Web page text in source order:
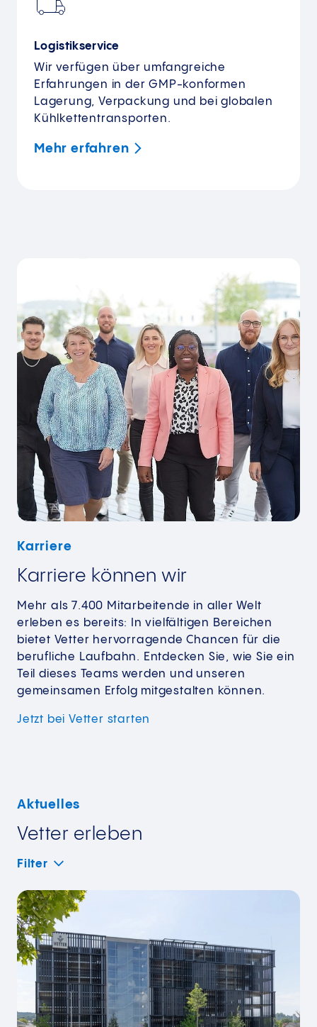
Logistikservice
Wir verfügen über umfangreiche
Erfahrungen in der GMP-konformen
Lagerung, Verpackung und bei globalen
Kühlkettentransporten.
Mehr erfahren
Karriere
Karriere können wir
Mehr als 7.400 Mitarbeitende in aller Welt
erleben es bereits: In vielfältigen Bereichen
bietet Vetter hervorragende Chancen für die
berufliche Laufbahn. Entdecken Sie, wie Sie ein
Teil dieses Teams werden und unseren
gemeinsamen Erfolg mitgestalten können.
Jetzt beiVetter starten
Aktuelles
Vetter erleben
Filter